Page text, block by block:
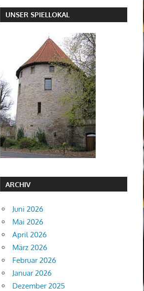
UNSER SPIELLOKAL
ARCHIV
Juni 2026
Mai 2026
April 2026
März 2026
Februar 2026
Januar 2026
Dezember 2025